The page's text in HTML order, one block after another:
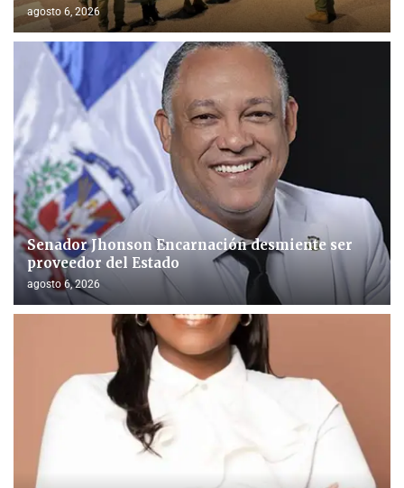
agosto 6, 2026
Senador Jhonson Encarnación desmiente ser
proveedor del Estado
agosto 6, 2026